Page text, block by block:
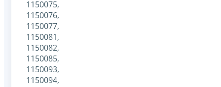
1150075,
1150076,
1150077,
1150081,
1150082,
1150085,
1150093,
1150094,